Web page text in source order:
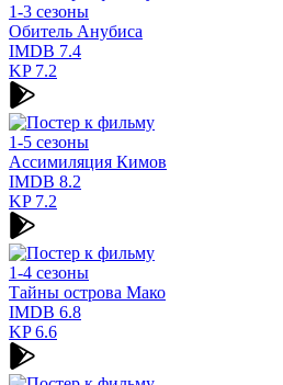
1-3 сезоны
Обитель Анубиса
IMDB 7.4
KP7.2
1-5 сезоны
Ассимиляция Кимов
IMDB 8.2
KP7.2
1-4 сезоны
Тайны острова Мако
IMDB 6.8
KP6.6